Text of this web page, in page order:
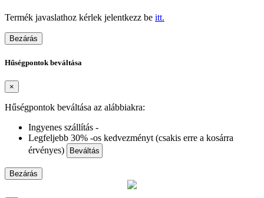
Termék javaslathoz kérlek jelentkezz be itt.
Bezárás
Hűségpontok beváltása
×
Hűségpontok beváltása az alábbiakra:
Ingyenes szállítás -
Legfeljebb 30% -os kedvezményt (csakis erre a kosárra
érvényes)
Beváltás
Bezárás